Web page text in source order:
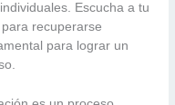
Escucha a tu
recuperarse
para lograr un